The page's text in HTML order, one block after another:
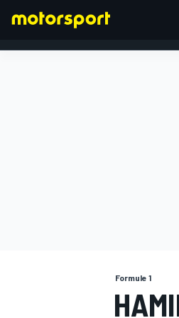
Formule 1